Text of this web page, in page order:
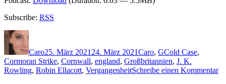
Subscribe: RSS
Autor
Caro25. März 2021 24. März 2021Caro, GCold Case,
Cormoran Strike, Cornwall, england, Großbritannien, J. K.
Rowling, Robin Ellacott, VergangenheitSchreibe einen Kommentarzu